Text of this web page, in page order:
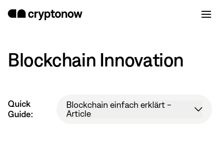
Blockchain Innovation
Quick
Guide:
Blockchain einfach erklärt -
Article
Blockchain einfach erklärt -
Article